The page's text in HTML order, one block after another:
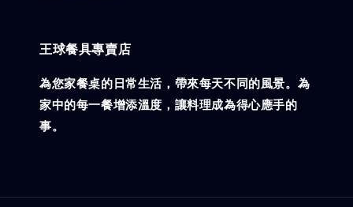
王球餐具專賣店
為您家餐桌的日常生活，帶來每天不同的風景。為
家中的每一餐增添溫度，讓料理成為得心應手的
事。